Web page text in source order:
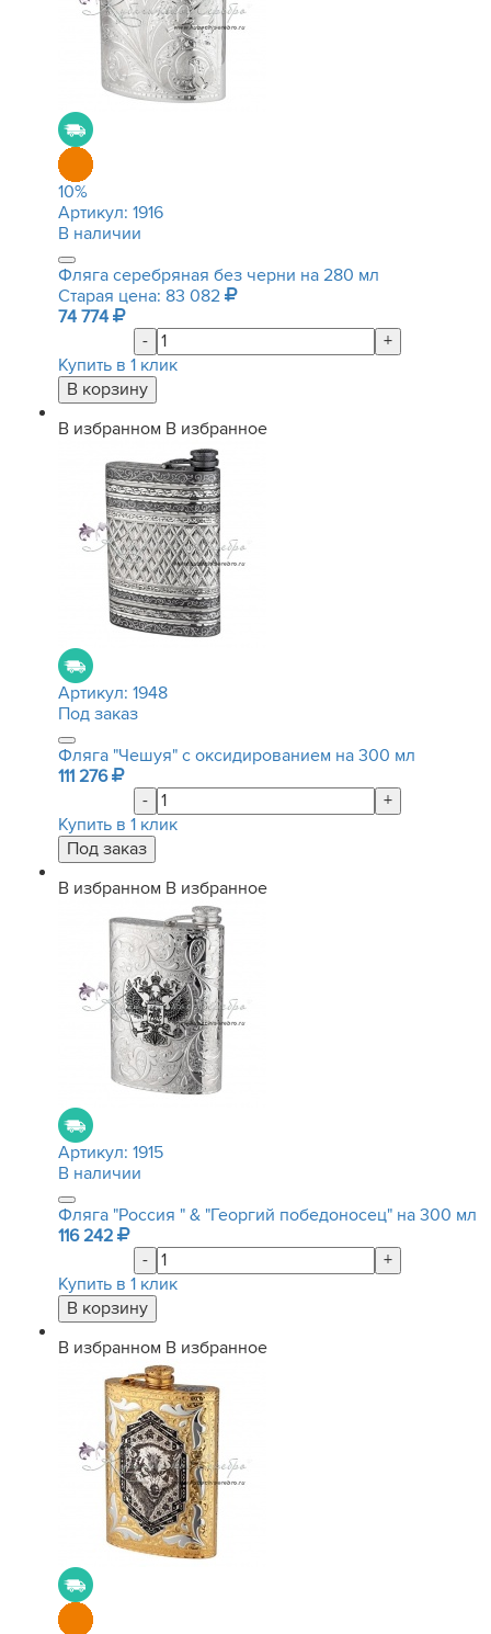
10%
Артикул: 1916
В наличии
Фляга серебряная без черни на 280 мл
Старая цена: 83 082
74 774
-
+
Купить в 1 клик
В избранном В избранное
Артикул: 1948
Под заказ
Фляга "Чешуя" с оксидированием на 300 мл
111 276
-
+
Купить в 1 клик
В избранном В избранное
Артикул: 1915
В наличии
Фляга "Россия " & "Георгий победоносец" на 300 мл
116 242
-
+
Купить в 1 клик
В избранном В избранное